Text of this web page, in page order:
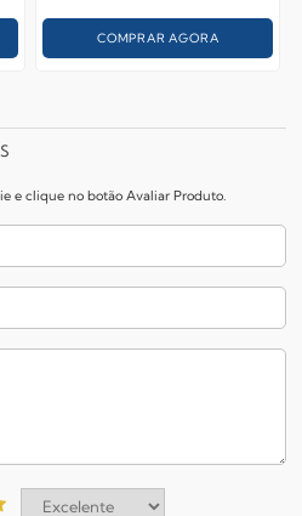
COMPRAR AGORA
e clique no botão Avaliar Produto.